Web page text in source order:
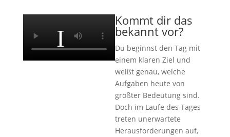
Kommt dir das
bekannt vor?
Du beginnst den Tag mit
einem klaren Ziel und
weißt genau, welche
Aufgaben heute von
größter Bedeutung sind.
Doch im Laufe des Tages
treten unerwartete
Herausforderungen auf,